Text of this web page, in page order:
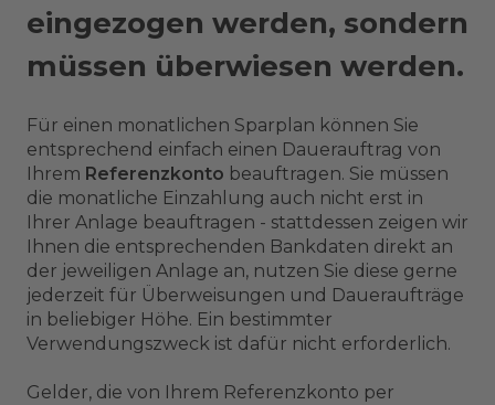
eingezogen werden, sondern
müssen überwiesen werden.
Für einen monatlichen Sparplan können Sie
entsprechend einfach einen Dauerauftrag von
Ihrem Referenzkonto beauftragen. Sie müssen
die monatliche Einzahlung auch nicht erst in
Ihrer Anlage beauftragen - stattdessen zeigen wir
Ihnen die entsprechenden Bankdaten direkt an
der jeweiligen Anlage an, nutzen Sie diese gerne
jederzeit für Überweisungen und Daueraufträge
in beliebiger Höhe. Ein bestimmter
Verwendungszweck ist dafür nicht erforderlich.
Gelder, die von Ihrem Referenzkonto per